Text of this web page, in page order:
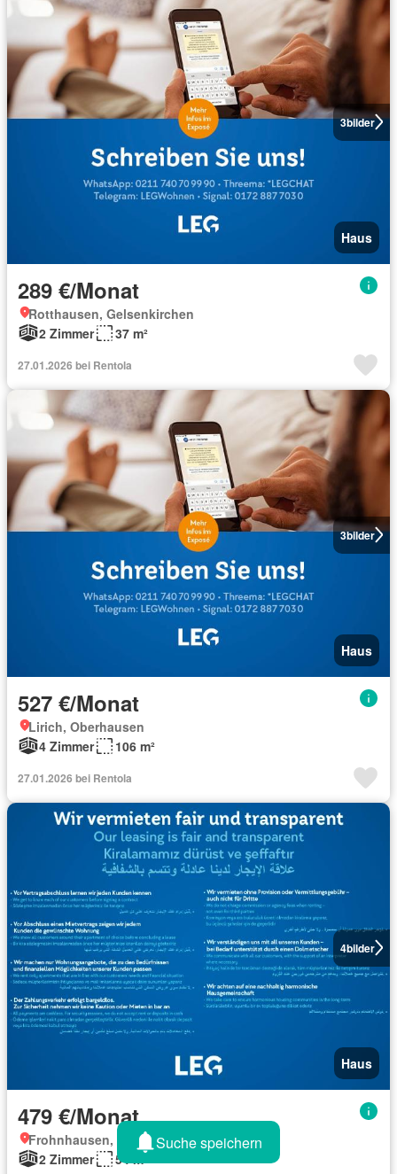
3bilder
Haus
289 €/Monat
Rotthausen, Gelsenkirchen
2 Zimmer
37 m²
27.01.2026 bei Rentola
3bilder
Haus
527 €/Monat
Lirich, Oberhausen
4 Zimmer
106 m²
27.01.2026 bei Rentola
4bilder
Haus
479 €/Monat
Frohnhausen, Essen
2 Zimmer
54 m²
Suche speichern